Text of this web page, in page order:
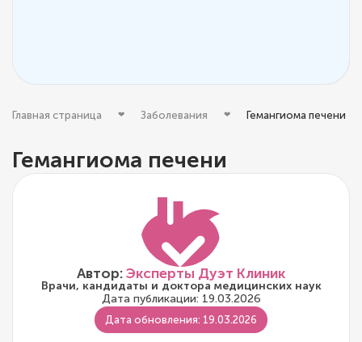
Главная страница Заболевания Гемангиома печени
Гемангиома печени
Автор:Эксперты Дуэт Клиник
Врачи, кандидаты и доктора медицинских наук
Дата публикации: 19.03.2026
Дата обновления: 19.03.2026